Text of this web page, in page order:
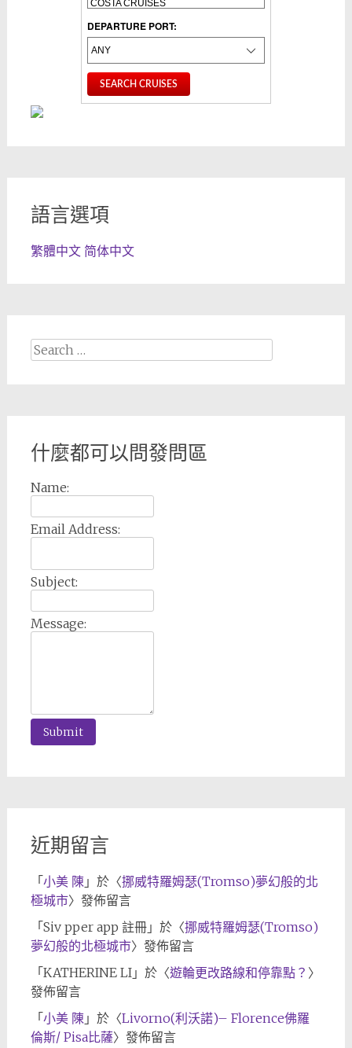
DEPARTURE PORT:
語言選項
繁體中文 简体中文
Search
什麼都可以問發問區
Name:
Email Address:
Subject:
Message:
近期留言
「 小美 陳」於〈挪威特羅姆瑟(Tromso)夢幻般的北
極城市〉發佈留言
「 Siv pper app 註冊」於〈挪威特羅姆瑟(Tromso)
夢幻般的北極城市〉發佈留言
「 KATHERINE LI」於〈遊輪更改路線和停靠點？ 〉
發佈留言
「 小美 陳」於〈Livorno(利沃諾)– Florence佛羅
倫斯/ Pisa比薩〉發佈留言